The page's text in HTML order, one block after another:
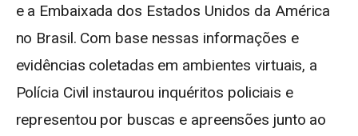
e a Embaixada dos Estados Unidos da América
no Brasil. Com base nessas informações e
evidências coletadas em ambientes virtuais, a
Polícia Civil instaurou inquéritos policiais e
representou por buscas e apreensões junto ao